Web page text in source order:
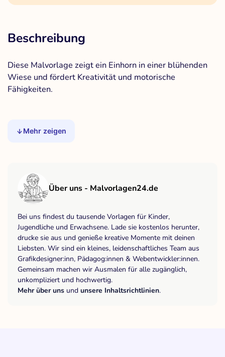
Beschreibung
Diese Malvorlage zeigt ein Einhorn in einer blühenden
Wiese und fördert Kreativität und motorische
Fähigkeiten.
Mehr zeigen
Über uns - Malvorlagen24.de
Bei uns findest du tausende Vorlagen für Kinder,
Jugendliche und Erwachsene. Lade sie kostenlos herunter,
drucke sie aus und genieße kreative Momente mit deinen
Liebsten. Wir sind ein kleines, leidenschaftliches Team aus
Grafikdesigner:inn, Pädagog:innen & Webentwickler:innen.
Gemeinsam machen wir Ausmalen für alle zugänglich,
unkompliziert und hochwertig.
Mehr über uns und unsere Inhaltsrichtlinien.